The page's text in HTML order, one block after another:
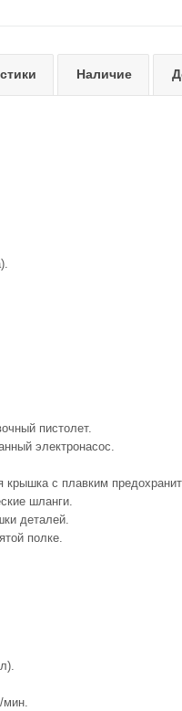
Наличие
пистолет.
электронасос.
с плавким
шланги.
деталей.
полке.
мин.